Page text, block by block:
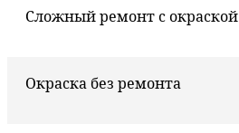
Сложный ремонт с окраской
Окраска без ремонта